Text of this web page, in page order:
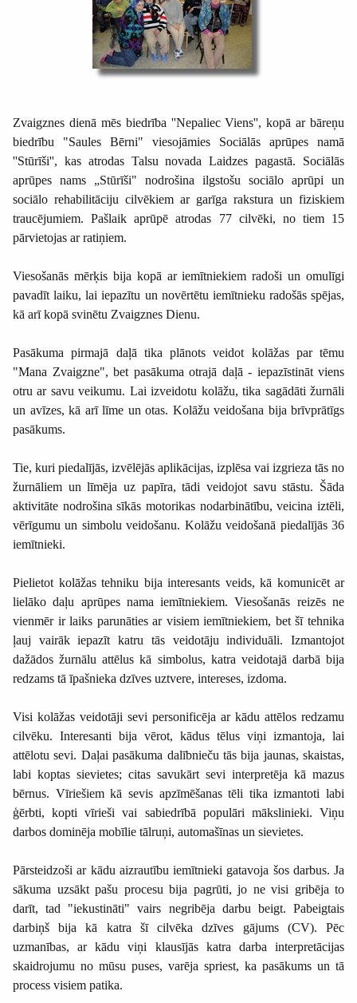
Zvaigznes dienā mēs biedrība ''Nepaliec Viens'', kopā ar bāreņu
biedrību "Saules Bērni" viesojāmies Sociālās aprūpes namā
''Stūrīši'', kas atrodas Talsu novada Laidzes pagastā. Sociālās
aprūpes nams „Stūrīši" nodrošina ilgstošu sociālo aprūpi un
sociālo rehabilitāciju cilvēkiem ar garīga rakstura un fiziskiem
traucējumiem. Pašlaik aprūpē atrodas 77 cilvēki, no tiem 15
pārvietojas ar ratiņiem.
Viesošanās mērķis bija kopā ar iemītniekiem radoši un omulīgi
pavadīt laiku, lai iepazītu un novērtētu iemītnieku radošās spējas,
kā arī kopā svinētu Zvaigznes Dienu.
Pasākuma pirmajā daļā tika plānots veidot kolāžas par tēmu
"Mana Zvaigzne", bet pasākuma otrajā daļā - iepazīstināt viens
otru ar savu veikumu. Lai izveidotu kolāžu, tika sagādāti žurnāli
un avīzes, kā arī līme un otas. Kolāžu veidošana bija brīvprātīgs
pasākums.
Tie, kuri piedalījās, izvēlējās aplikācijas, izplēsa vai izgrieza tās no
žurnāliem un līmēja uz papīra, tādi veidojot savu stāstu. Šāda
aktivitāte nodrošina sīkās motorikas nodarbinātību, veicina iztēli,
vērīgumu un simbolu veidošanu. Kolāžu veidošanā piedalījās 36
iemītnieki.
Pielietot kolāžas tehniku bija interesants veids, kā komunicēt ar
lielāko daļu aprūpes nama iemītniekiem. Viesošanās reizēs ne
vienmēr ir laiks parunāties ar visiem iemītniekiem, bet šī tehnika
ļauj vairāk iepazīt katru tās veidotāju individuāli. Izmantojot
dažādos žurnālu attēlus kā simbolus, katra veidotajā darbā bija
redzams tā īpašnieka dzīves uztvere, intereses, izdoma.
Visi kolāžas veidotāji sevi personificēja ar kādu attēlos redzamu
cilvēku. Interesanti bija vērot, kādus tēlus viņi izmantoja, lai
attēlotu sevi. Daļai pasākuma dalībnieču tās bija jaunas, skaistas,
labi koptas sievietes; citas savukārt sevi interpretēja kā mazus
bērnus. Vīriešiem kā sevis apzīmēšanas tēli tika izmantoti labi
ģērbti, kopti vīrieši vai sabiedrībā populāri mākslinieki. Viņu
darbos dominēja mobīlie tālruņi, automašīnas un sievietes.
Pārsteidzoši ar kādu aizrautību iemītnieki gatavoja šos darbus. Ja
sākuma uzsākt pašu procesu bija pagrūti, jo ne visi gribēja to
darīt, tad "iekustināti" vairs negribēja darbu beigt. Pabeigtais
darbiņš bija kā katra šī cilvēka dzīves gājums (CV). Pēc
uzmanības, ar kādu viņi klausījās katra darba interpretācijas
skaidrojumu no mūsu puses, varēja spriest, ka pasākums un tā
process visiem patika.